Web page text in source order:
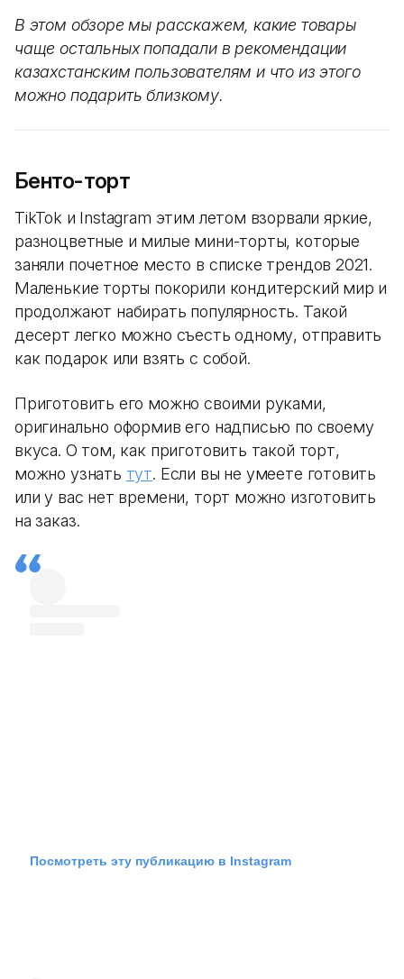
В этом обзоре мы расскажем, какие товары
чаще остальных попадали в рекомендации
казахстанским пользователям и что из этого
можно подарить близкому.
Бенто-торт
TikTok и Instagram этим летом взорвали яркие,
разноцветные и милые мини-торты, которые
заняли почетное место в списке трендов 2021.
Маленькие торты покорили кондитерский мир и
продолжают набирать популярность. Такой
десерт легко можно съесть одному, отправить
как подарок или взять с собой.
Приготовить его можно своими руками,
оригинально оформив его надписью по своему
вкуса. О том, как приготовить такой торт,
можно узнать тут. Если вы не умеете готовить
или у вас нет времени, торт можно изготовить
на заказ.
Посмотреть эту публикацию в Instagram